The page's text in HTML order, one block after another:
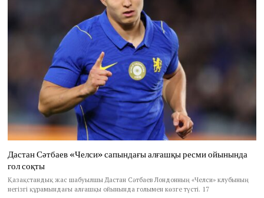
Дастан Сәтбаев «Челси» сапындағы алғашқы ресми ойынында
гол соқты
Қазақстандық жас шабуылшы Дастан Сәтбаев Лондонның «Челси» клубының
негізгі құрамындағы алғашқы ойынында голымен көзге түсті. 17